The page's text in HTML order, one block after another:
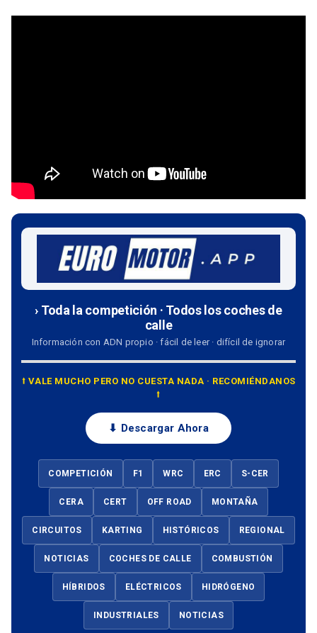
› Toda la competición · Todos los coches de
calle
Información con ADN propio · fácil de leer · difícil de ignorar
⭡ VALE MUCHO PERO NO CUESTA NADA · RECOMIÉNDANOS
⭡
⬇ Descargar Ahora
COMPETICIÓN F1 WRC ERC S-CER
CERA CERT OFF ROAD MONTAÑA
CIRCUITOS KARTING HISTÓRICOS REGIONAL
NOTICIAS COCHES DE CALLE COMBUSTIÓN
HÍBRIDOS ELÉCTRICOS HIDRÓGENO
INDUSTRIALES NOTICIAS